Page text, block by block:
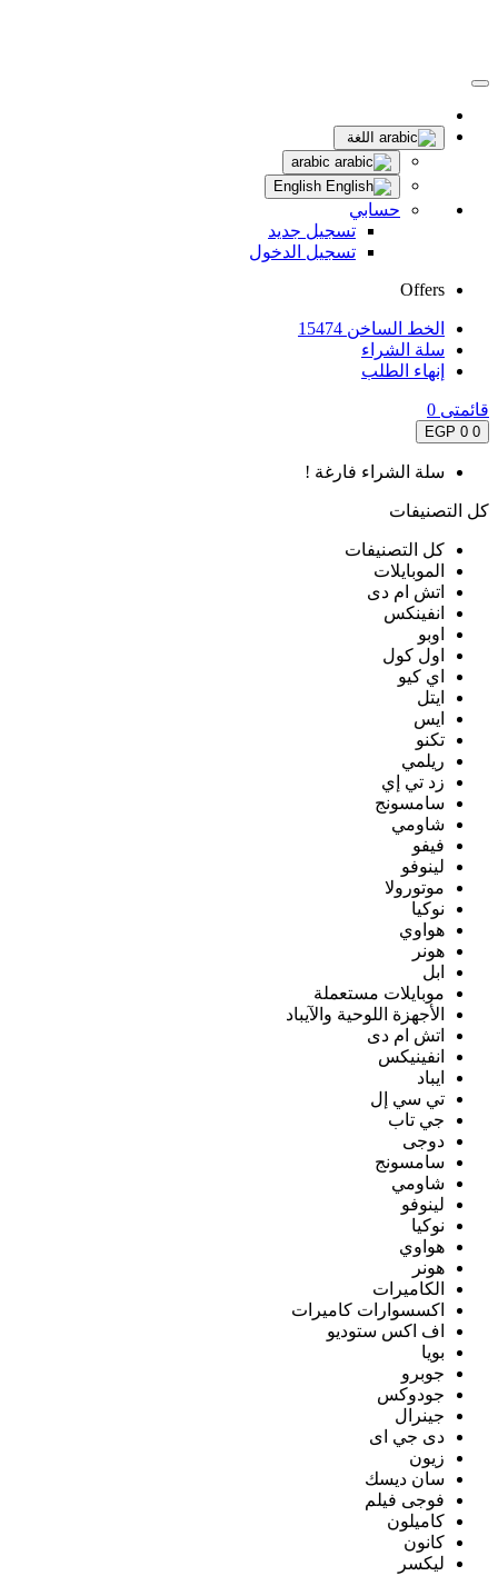
اللغة
حسابي
تسجيل جديد
تسجيل الدخول
Offers
الخط الساخن 15474
سلة الشراء
إنهاء الطلب
قائمتى 0
0
0 EGP
سلة الشراء فارغة !
كل التصنيفات
كل التصنيفات
الموبايلات
اتش ام دى
انفينكس
اوبو
اول كول
اي كيو
ايتل
ايس
تكنو
ريلمي
زد تي إي
سامسونج
شاومي
فيفو
لينوفو
موتورولا
نوكيا
هواوي
هونر
ابل
موبايلات مستعملة
الأجهزة اللوحية والآيباد
اتش ام دى
انفينيكس
ايباد
تي سي إل
جي تاب
دوجى
سامسونج
شاومي
لينوفو
نوكيا
هواوي
هونر
الكاميرات
اكسسوارات كاميرات
اف اكس ستوديو
بويا
جوبرو
جودوكس
جينرال
دى جي اى
زيون
سان ديسك
فوجى فيلم
كاميلون
كانون
ليكسر